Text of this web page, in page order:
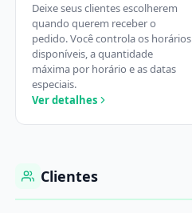
Deixe seus clientes escolherem
quando querem receber o
pedido. Você controla os horários
disponíveis, a quantidade
máxima por horário e as datas
especiais.
Ver detalhes
Clientes